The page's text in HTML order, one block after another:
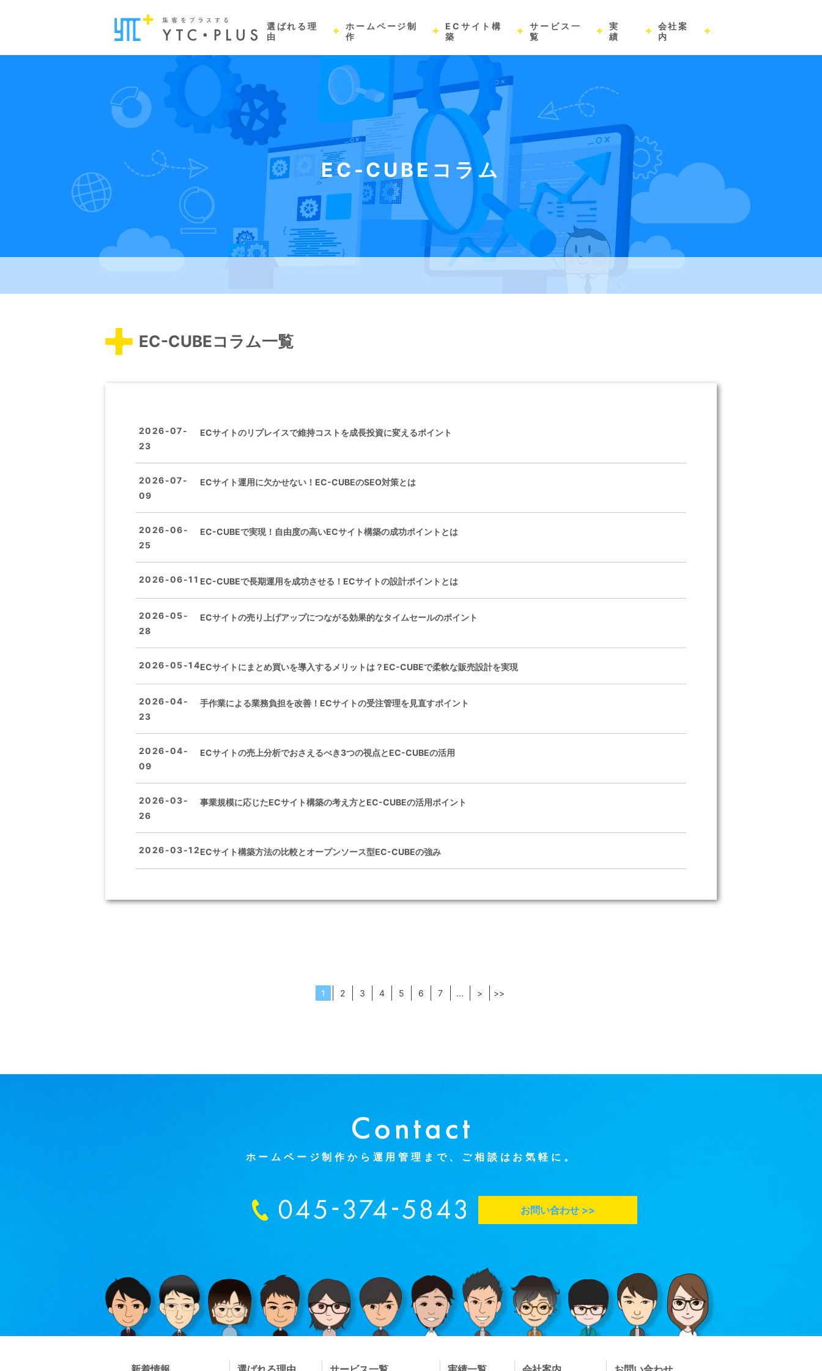
選ばれる理
由
ホームページ制
作
ECサイト構
築
サービス一
覧
実
績
会社案
内
EC-CUBEコラム
EC-CUBEコラム一覧
2026-07-
23
ECサイトのリプレイスで維持コストを成長投資に変えるポイント
2026-07-
09
ECサイト運用に欠かせない！EC-CUBEのSEO対策とは
2026-06-
25
EC-CUBEで実現！自由度の高いECサイト構築の成功ポイントとは
2026-06-11 EC-CUBEで長期運用を成功させる！ECサイトの設計ポイントとは
2026-05-
28
ECサイトの売り上げアップにつながる効果的なタイムセールのポイント
2026-05-14ECサイトにまとめ買いを導入するメリットは？EC-CUBEで柔軟な販売設計を実現
2026-04-
23
手作業による業務負担を改善！ECサイトの受注管理を見直すポイント
2026-04-
09
ECサイトの売上分析でおさえるべき3つの視点とEC-CUBEの活用
2026-03-
26
事業規模に応じたECサイト構築の考え方とEC-CUBEの活用ポイント
2026-03-12ECサイト構築方法の比較とオープンソース型EC-CUBEの強み
1 2 3 4 5 6 7 ... > >>
ホームページ制作から運用管理まで、 ご相談はお気軽に。
お問い合わせ >>